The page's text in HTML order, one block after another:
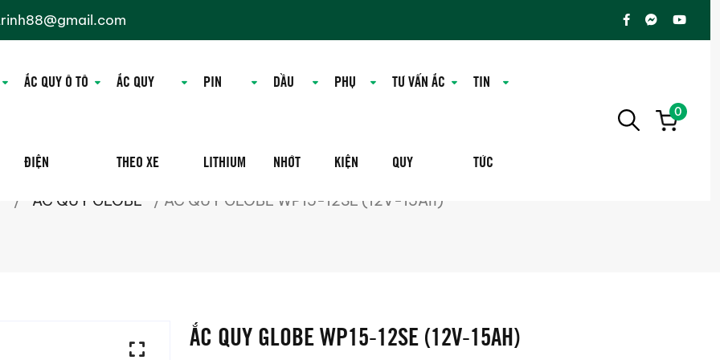
ẮC QUY Ô TÔ
ĐIỆN
ẮC QUY
THEO XE
PIN
LITHIUM
DẦU
NHỚT
PHỤ
KIỆN
TƯ VẤN ẮC
QUY
TIN
TỨC
0
/ ẮC QUY GLOBE / ẮC QUY GLOBE WP15-12SE (12V-15Ah)
ẮC QUY GLOBE WP15-12SE (12V-15AH)